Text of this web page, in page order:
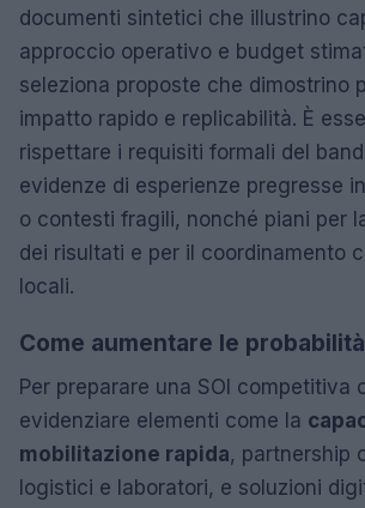
documenti sintetici che illustrino
approccio operativo e budget
seleziona proposte che dimostrino
impatto rapido e replicabilità. È
rispettare i requisiti formali del
evidenze di esperienze pregresse
o contesti fragili, nonché piani per
dei risultati e per il coordinamento
locali.
Come aumentare le
Per preparare una SOI competitiva
evidenziare elementi come la
mobilitazione rapida, partnership
logistici e laboratori, e soluzioni